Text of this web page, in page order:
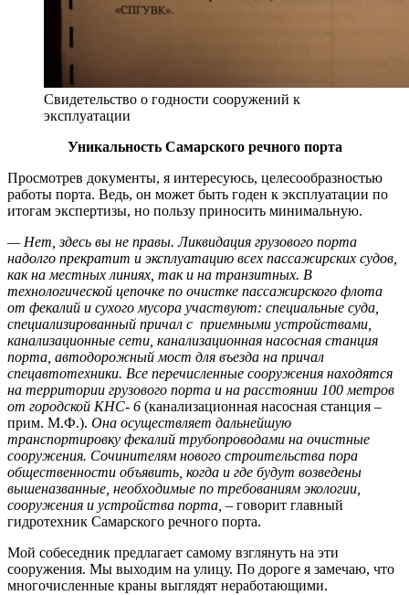
Свидетельство о годности сооружений к
эксплуатации
Уникальность Самарского речного порта
Просмотрев документы, я интересуюсь, целесообразностью
работы порта. Ведь, он может быть годен к эксплуатации по
итогам экспертизы, но пользу приносить минимальную.
— Нет, здесь вы не правы. Ликвидация грузового порта
надолго прекратит и эксплуатацию всех пассажирских судов,
как на местных линиях, так и на транзитных. В
технологической цепочке по очистке пассажирского флота
от фекалий и сухого мусора участвуют: специальные суда,
специализированный причал с приемными устройствами,
канализационные сети, канализационная насосная станция
порта, автодорожный мост для въезда на причал
спецавтотехники. Все перечисленные сооружения находятся
на территории грузового порта и на расстоянии 100 метров
от городской КНС- 6 (канализационная насосная станция –
прим. М.Ф.). Она осуществляет дальнейшую
транспортировку фекалий трубопроводами на очистные
сооружения. Сочинителям нового строительства пора
общественности объявить, когда и где будут возведены
вышеназванные, необходимые по требованиям экологии,
сооружения и устройства порта, – говорит главный
гидротехник Самарского речного порта.
Мой собеседник предлагает самому взглянуть на эти
сооружения. Мы выходим на улицу. По дороге я замечаю, что
многочисленные краны выглядят неработающими.